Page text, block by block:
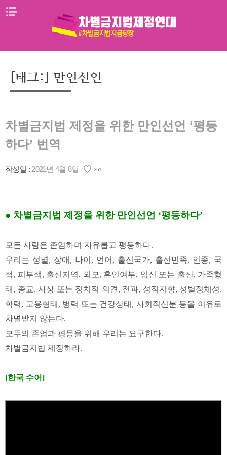
Skip
[태그:] 만인선언
차별금지법 제정을 위한 만인선언 ‘평등
하다’ 번역
작성일 : 2021년 4월 8일 351
● 차별금지법 제정을 위한 만인선언 ‘평등하다’
모든 사람은 존엄하며 자유롭고 평등하다.
우리는 성별, 장애, 나이, 언어, 출신국가, 출신민족, 인종, 국
적, 피부색, 출신지역, 외모, 혼인여부, 임신 또는 출산, 가족형
태, 종교, 사상 또는 정치적 의견, 전과, 성적지향, 성별정체성,
학력, 고용형태, 병력 또는 건강상태, 사회적신분 등을 이유로
차별받지 않는다.
모두의 존엄과 평등을 위해 우리는 요구한다.
차별금지법 제정하라.
[한국 수어]